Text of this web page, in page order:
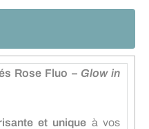
Rose Fluo –Glow in
et unique à vos